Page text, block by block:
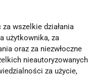
wszelkie działania
użytkownika, za
oraz za niezwłoczne
nieautoryzowanych
za użycie,